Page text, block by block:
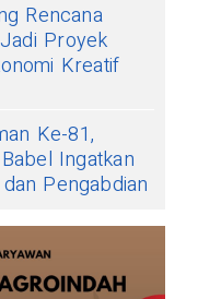
Rencana
Proyek
Kreatif
Ke-81,
Ingatkan
Pengabdian